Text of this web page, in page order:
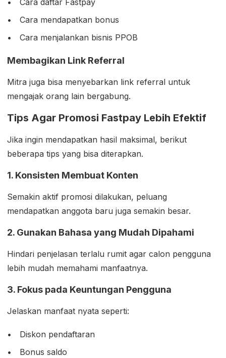
Cara mendapatkan bonus
Cara menjalankan bisnis PPOB
Membagikan Link Referral
Mitra juga bisa menyebarkan link referral untuk
mengajak orang lain bergabung.
Tips Agar Promosi Fastpay Lebih Efektif
Jika ingin mendapatkan hasil maksimal, berikut
beberapa tips yang bisa diterapkan.
1. Konsisten Membuat Konten
Semakin aktif promosi dilakukan, peluang
mendapatkan anggota baru juga semakin besar.
2. Gunakan Bahasa yang Mudah Dipahami
Hindari penjelasan terlalu rumit agar calon pengguna
lebih mudah memahami manfaatnya.
3. Fokus pada Keuntungan Pengguna
Jelaskan manfaat nyata seperti:
Diskon pendaftaran
Bonus saldo